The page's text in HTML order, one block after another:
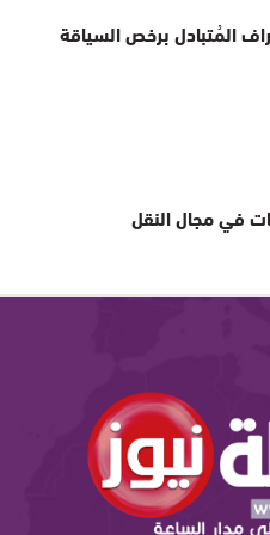
المُتبادل برخص السياقة